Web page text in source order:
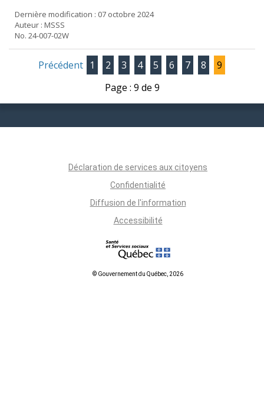
Dernière modification : 07 octobre 2024
Auteur : MSSS
No. 24-007-02W
Précédent 1 2 3 4 5 6 7 8
9
Page : 9 de 9
Déclaration de services aux citoyens
Confidentialité
Diffusion de l'information
Accessibilité
© Gouvernement du Québec, 2026